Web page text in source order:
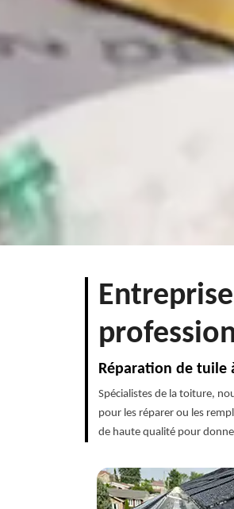
Réparation de tuile
Spécialistes de la toiture,
pour les réparer ou les
de haute qualité pour